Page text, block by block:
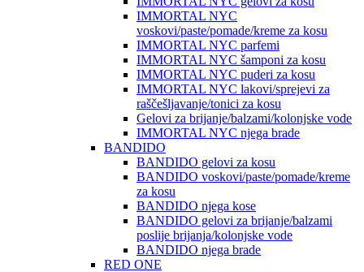
IMMORTAL NYC
voskovi/paste/pomade/kreme za kosu
IMMORTAL NYC parfemi
IMMORTAL NYC šamponi za kosu
IMMORTAL NYC puderi za kosu
IMMORTAL NYC lakovi/sprejevi za
raščešljavanje/tonici za kosu
Gelovi za brijanje/balzami/kolonjske vode
IMMORTAL NYC njega brade
BANDIDO
BANDIDO gelovi za kosu
BANDIDO voskovi/paste/pomade/kreme
za kosu
BANDIDO njega kose
BANDIDO gelovi za brijanje/balzami
poslije brijanja/kolonjske vode
BANDIDO njega brade
RED ONE